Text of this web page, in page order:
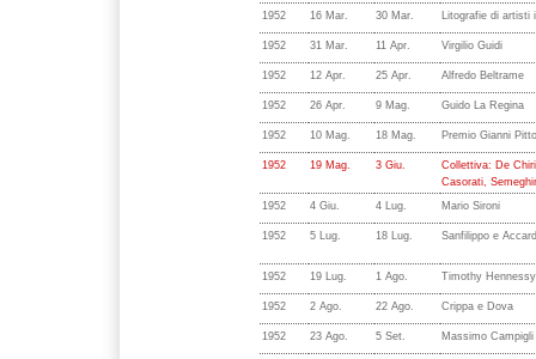
1952 16 Mar. 30 Mar. Litografie di artisti
1952 31 Mar. 11 Apr. Virgilio Guidi
1952 12 Apr. 25 Apr. Alfredo Beltrame
1952 26 Apr. 9 Mag. Guido La Regina
1952 10 Mag. 18 Mag. Premio Gianni
1952 19 Mag. 3 Giu.
Collettiva: De
Casorati,
1952
4 Giu. 4 Lug. Mario Sironi
1952 5 Lug. 18 Lug. Sanfilippo e
1952 19 Lug. 1 Ago. Timothy Hennessy
1952 2 Ago. 22 Ago. Crippa e Dova
1952 23 Ago. 5 Set. Massimo Campigli